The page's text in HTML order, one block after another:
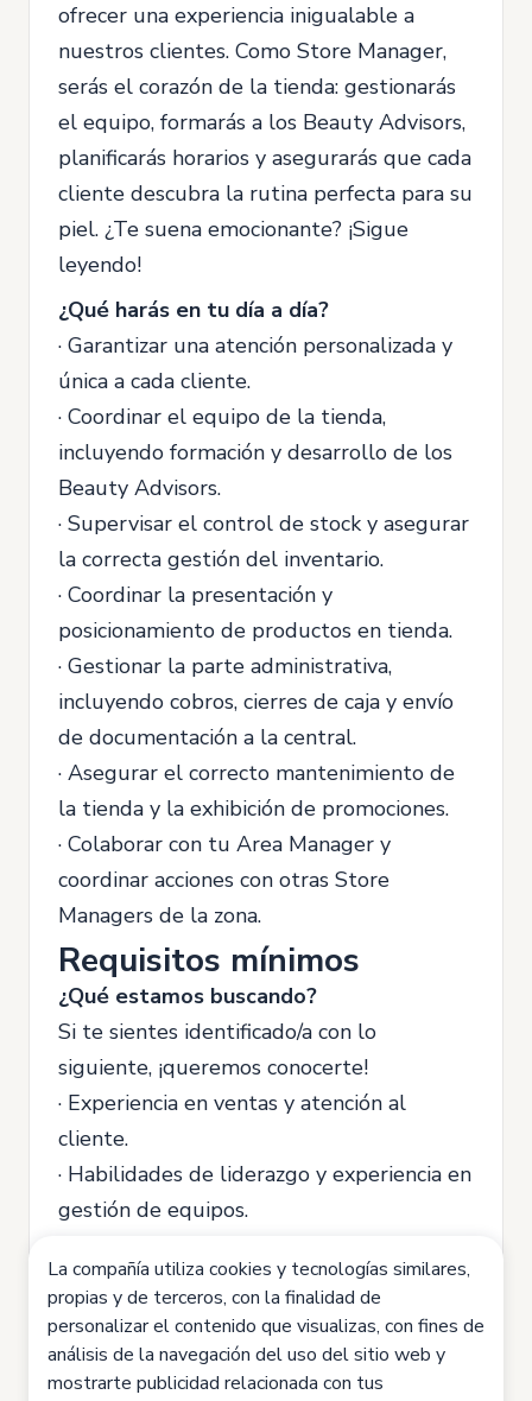
ofrecer una experiencia inigualable a
nuestros clientes. Como Store Manager,
serás el corazón de la tienda: gestionarás
el equipo, formarás a los Beauty Advisors,
planificarás horarios y asegurarás que cada
cliente descubra la rutina perfecta para su
piel. ¿Te suena emocionante? ¡Sigue
leyendo!
¿Qué harás en tu día a día?
· Garantizar una atención personalizada y
única a cada cliente.
· Coordinar el equipo de la tienda,
incluyendo formación y desarrollo de los
Beauty Advisors.
· Supervisar el control de stock y asegurar
la correcta gestión del inventario.
· Coordinar la presentación y
posicionamiento de productos en tienda.
· Gestionar la parte administrativa,
incluyendo cobros, cierres de caja y envío
de documentación a la central.
· Asegurar el correcto mantenimiento de
la tienda y la exhibición de promociones.
· Colaborar con tu Area Manager y
coordinar acciones con otras Store
Managers de la zona.
Requisitos mínimos
¿Qué estamos buscando?
Si te sientes identificado/a con lo
siguiente, ¡queremos conocerte!
· Experiencia en ventas y atención al
cliente.
· Habilidades de liderazgo y experiencia en
gestión de equipos.
nuevo reto.
· Pasión por el mundo de la cosmética y el
cuidado de la piel.
La compañía utiliza cookies y tecnologías similares,
propias y de terceros, con la finalidad de
personalizar el contenido que visualizas, con fines de
análisis de la navegación del uso del sitio web y
mostrarte publicidad relacionada con tus